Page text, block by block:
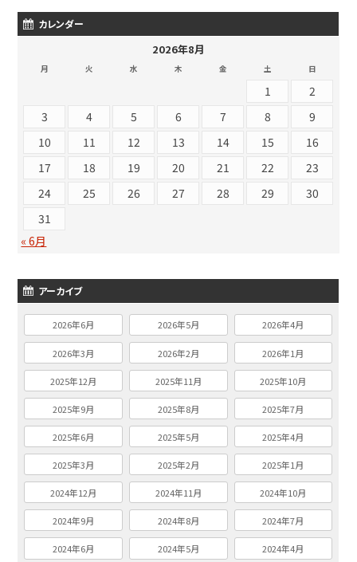
カレンダー
2026年8月
月 火 水 木 金 土 日
1
2
3
4 5 6 7 8
9
10
11 12 13 14 15
16
17
18 19 20 21 22
23
24
25 26 27 28 29
30
31
« 6月
アーカイブ
2026年6月 2026年5月 2026年4月
2026年3月 2026年2月 2026年1月
2025年12月 2025年11月 2025年10月
2025年9月 2025年8月 2025年7月
2025年6月 2025年5月 2025年4月
2025年3月 2025年2月 2025年1月
2024年12月 2024年11月 2024年10月
2024年9月 2024年8月 2024年7月
2024年6月 2024年5月 2024年4月